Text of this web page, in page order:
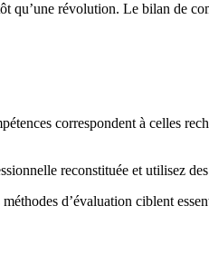
qu’une révolution. Le bilan de
correspondent à celles
reconstituée et utilisez
d’évaluation ciblent